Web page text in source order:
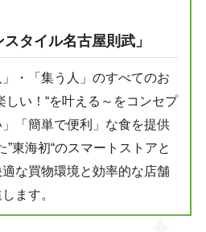
タイル名古屋則武」
」・「集う人」のすべてのお
しい！“を叶える～をコンセプ
」「簡単で便利」な食を提供
”東海初“のスマートストアと
な買物環境と効率的な店舗
ます。